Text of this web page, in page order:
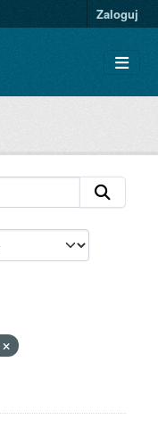
Zaloguj